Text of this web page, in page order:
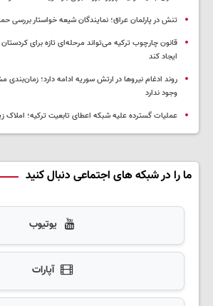
تنش در پارلمان عراق؛ نمایندگان شیعه خواستار
قانون چارچوب ترکیه می‌تواند مرحله‌ای تازه برای
ایجاد کند
روند ادغام نیروها در ارتش سوریه ادامه دارد؛
وجود ندارد
عملیات گسترده علیه شبکه اعطای تابعیت ترکیه؛ املاک
ما را در شبکه های اجتماعی دنبال کنید
یوتیوب
آپارات